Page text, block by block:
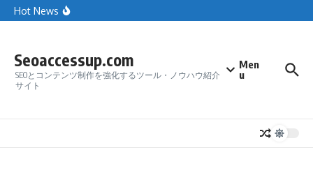
Skip to content
Hot News
Seoaccessup.com
SEOとコンテンツ制作を強化するツール・ノウハウ紹介
サイト
Men
u